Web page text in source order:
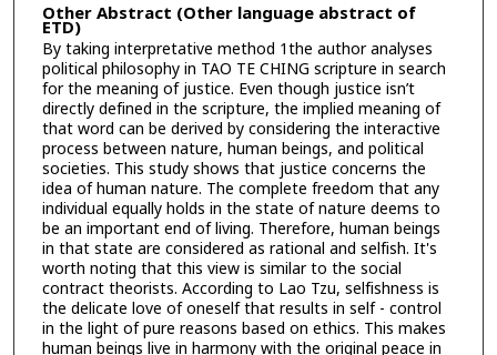
Other Abstract (Other language abstract of
ETD)
By taking interpretative method 1the author analyses
political philosophy in TAO TE CHING scripture in search
for the meaning of justice. Even though justice isn’t
directly defined in the scripture, the implied meaning of
that word can be derived by considering the interactive
process between nature, human beings, and political
societies. This study shows that justice concerns the
idea of human nature. The complete freedom that any
individual equally holds in the state of nature deems to
be an important end of living. Therefore, human beings
in that state are considered as rational and selfish. It's
worth noting that this view is similar to the social
contract theorists. According to Lao Tzu, selfishness is
the delicate love of oneself that results in self - control
in the light of pure reasons based on ethics. This makes
human beings live in harmony with the original peace in